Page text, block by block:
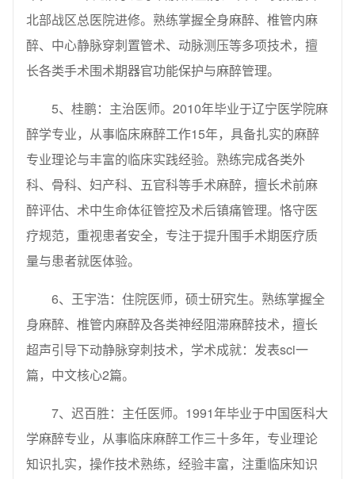
北部战区总医院进修。熟练掌握全身麻醉、椎管内麻
醉、中心静脉穿刺置管术、动脉测压等多项技术，擅
长各类手术围术期器官功能保护与麻醉管理。
5、桂鹏：主治医师。2010年毕业于辽宁医学院麻
醉学专业，从事临床麻醉工作15年，具备扎实的麻醉
专业理论与丰富的临床实践经验。熟练完成各类外
科、骨科、妇产科、五官科等手术麻醉，擅长术前麻
醉评估、术中生命体征管控及术后镇痛管理。恪守医
疗规范，重视患者安全，专注于提升围手术期医疗质
量与患者就医体验。
6、王宇浩：住院医师，硕士研究生。熟练掌握全
身麻醉、椎管内麻醉及各类神经阻滞麻醉技术，擅长
超声引导下动静脉穿刺技术，学术成就：发表sci一
篇，中文核心2篇。
7、迟百胜：主任医师。1991年毕业于中国医科大
学麻醉专业，从事临床麻醉工作三十多年，专业理论
知识扎实，操作技术熟练，经验丰富，注重临床知识